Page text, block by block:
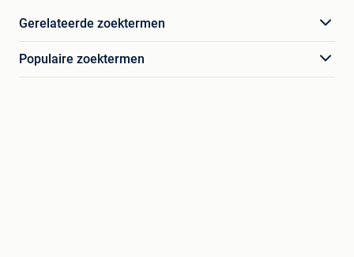
Gerelateerde zoektermen
Populaire zoektermen